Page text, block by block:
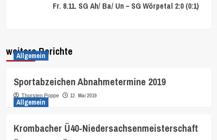
Fr. 8.11. SG Ah/ Ba/ Un – SG Wörpetal 2:0 (0:1)
weitere Berichte
Allgemein
Sportabzeichen Abnahmetermine 2019
Thorsten Poppe 12. Mai 2019
Allgemein
Krombacher Ü40-Niedersachsenmeisterschaft